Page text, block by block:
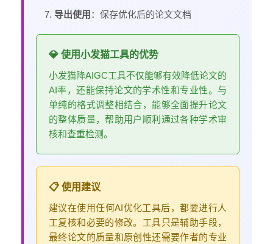
导出使用 ：保存优化后的论文文档
💎 使用小发猫工具的优势
小发猫降AIGC工具不仅能够有效降低论文的
AI率，还能保持论文的学术性和专业性。与
单纯的格式调整相结合，能够全面提升论文
的整体质量，帮助用户顺利通过各种学术审
核和查重检测。
📋 使用建议
建议在使用任何AI优化工具后，都要进行人
工复核和必要的修改。工具只是辅助手段，
最终论文的质量和原创性还需要作者的专业